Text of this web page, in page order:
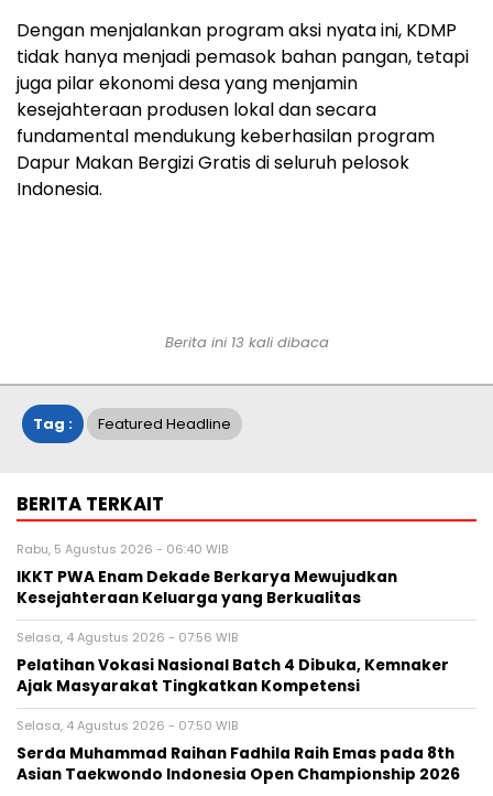
Dengan menjalankan program aksi nyata ini, KDMP
tidak hanya menjadi pemasok bahan pangan, tetapi
juga pilar ekonomi desa yang menjamin
kesejahteraan produsen lokal dan secara
fundamental mendukung keberhasilan program
Dapur Makan Bergizi Gratis di seluruh pelosok
Indonesia.
Berita ini 13 kali dibaca
Tag : Featured Headline
BERITA TERKAIT
Rabu, 5 Agustus 2026 - 06:40 WIB
IKKT PWA Enam Dekade Berkarya Mewujudkan
Kesejahteraan Keluarga yang Berkualitas
Selasa, 4 Agustus 2026 - 07:56 WIB
Pelatihan Vokasi Nasional Batch 4 Dibuka, Kemnaker
Ajak Masyarakat Tingkatkan Kompetensi
Selasa, 4 Agustus 2026 - 07:50 WIB
Serda Muhammad Raihan Fadhila Raih Emas pada 8th
Asian Taekwondo Indonesia Open Championship 2026